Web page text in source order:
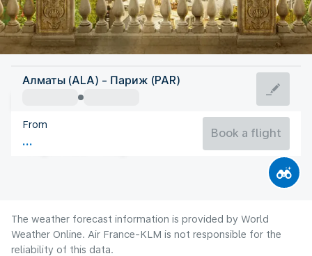
France
France
Flight time
Алматы (ALA) - Париж (PAR)
From
Book a flight
The weather forecast information is provided by World
Weather Online. Air France-KLM is not responsible for the
reliability of this data.